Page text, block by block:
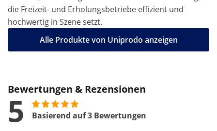
die Freizeit- und Erholungsbetriebe effizient und
hochwertig in Szene setzt.
Alle Produkte von Uniprodo anzeigen
Bewertungen & Rezensionen
5 Basierend auf 3 Bewertungen